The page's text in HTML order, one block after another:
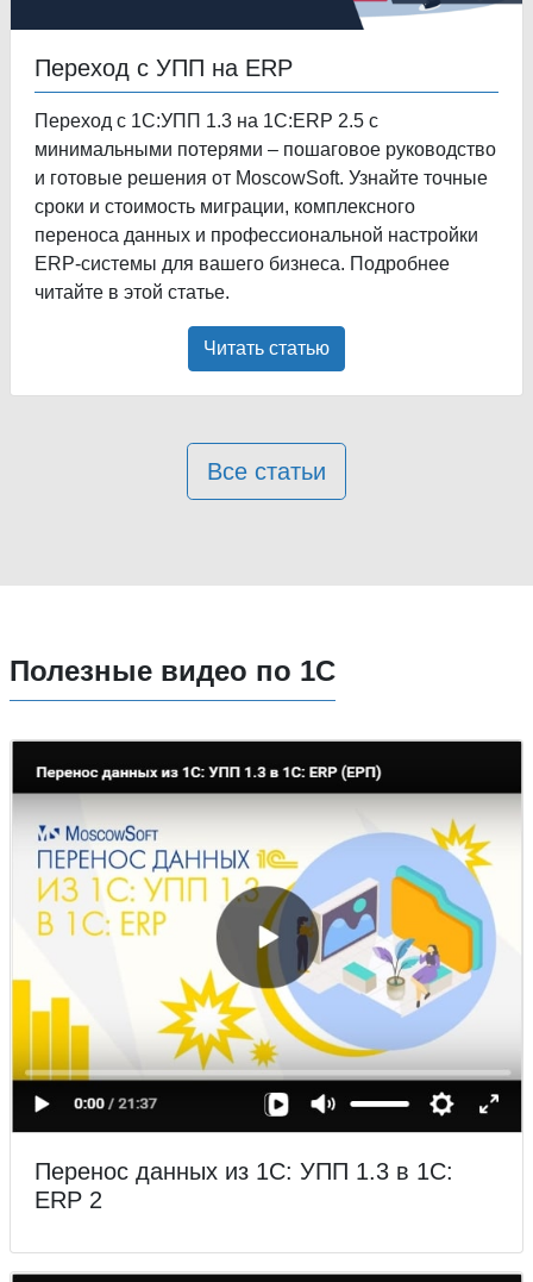
Переход с УПП на ERP
Переход с 1С:УПП 1.3 на 1С:ERP 2.5 с
минимальными потерями – пошаговое руководство
и готовые решения от MoscowSoft. Узнайте точные
сроки и стоимость миграции, комплексного
переноса данных и профессиональной настройки
ERP-системы для вашего бизнеса. Подробнее
читайте в этой статье.
Читать статью
Все статьи
Полезные видео по 1С
Перенос данных из 1С: УПП 1.3 в 1С:
ERP 2